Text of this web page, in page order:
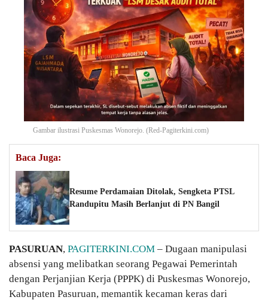
Gambar ilustrasi Puskesmas Wonorejo. (Red-Pagiterkini.com)
Baca Juga:
Resume Perdamaian Ditolak, Sengketa PTSL
Randupitu Masih Berlanjut di PN Bangil
PASURUAN, PAGITERKINI.COM – Dugaan manipulasi
absensi yang melibatkan seorang Pegawai Pemerintah
dengan Perjanjian Kerja (PPPK) di Puskesmas Wonorejo,
Kabupaten Pasuruan, memantik kecaman keras dari